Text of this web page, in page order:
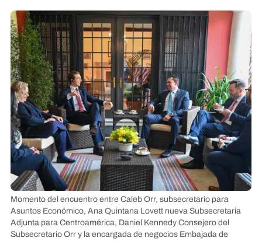
Momento del encuentro entre Caleb Orr, subsecretario para
Asuntos Económico, Ana Quintana Lovett nueva Subsecretaria
Adjunta para Centroamérica, Daniel Kennedy Consejero del
Subsecretario Orr y la encargada de negocios Embajada de